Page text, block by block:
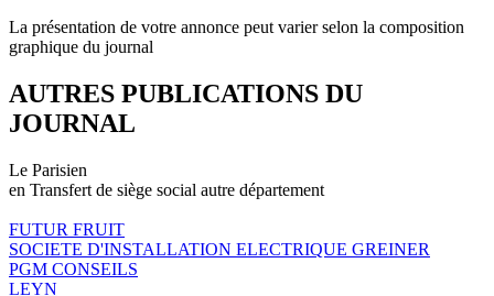
La présentation de votre annonce peut varier selon la composition
graphique du journal
AUTRES PUBLICATIONS DU
JOURNAL
Le Parisien
en Transfert de siège social autre département
FUTUR FRUIT
SOCIETE D'INSTALLATION ELECTRIQUE GREINER
PGM CONSEILS
LEYN